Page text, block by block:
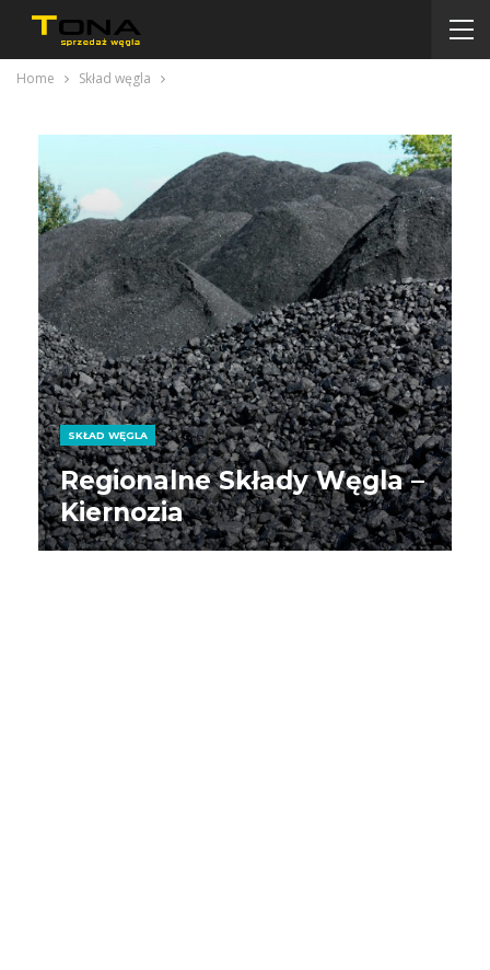
Home Skład węgla
SKŁAD WĘGLA
Regionalne Składy Węgla –
Kiernozia